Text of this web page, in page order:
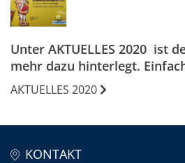
Unter AKTUELLES 2020 ist
mehr dazu hinterlegt.
AKTUELLES 2020
KONTAKT